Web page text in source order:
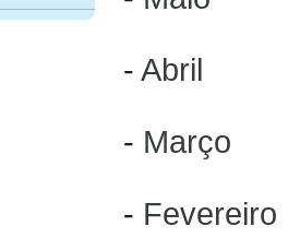
- Abril
- Março
- Fevereiro